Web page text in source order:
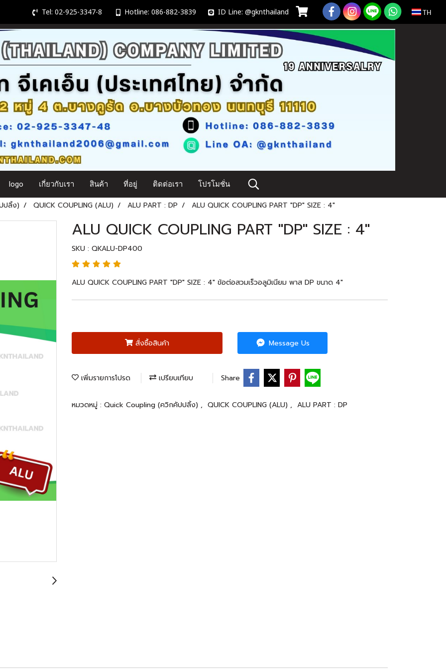
Tel: 02-925-3347-8 Hotline: 086-882-3839 ID Line: @gknthailand TH
logo เกี่ยวกับเรา สินค้า ที่อยู่ ติดต่อเรา โปรโมชั่น
ปลิ้ง) QUICK COUPLING (ALU) ALU PART : DP ALU QUICK COUPLING PART "DP" SIZE : 4"
ALU QUICK COUPLING PART "DP" SIZE : 4"
SKU : QKALU-DP400
ALU QUICK COUPLING PART "DP" SIZE : 4" ข้อต่อสวมเร็วอลูมิเนียม พาส DP ขนาด 4"
สั่งซื้อสินค้า Message Us
เพิ่มรายการโปรด เปรียบเทียบ Share
หมวดหมู่ : Quick Coupling (ควิกคัปปลิ้ง) , QUICK COUPLING (ALU) , ALU PART : DP